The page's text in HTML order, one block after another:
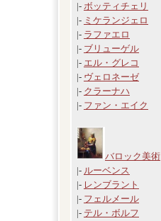
|- ボッティチェリ
|- ミケランジェロ
|- ラファエロ
|- ブリューゲル
|- エル・グレコ
|- ヴェロネーゼ
|- クラーナハ
|- ファン・エイク
バロック美術
|- ルーベンス
|- レンブラント
|- フェルメール
|- テル・ボルフ